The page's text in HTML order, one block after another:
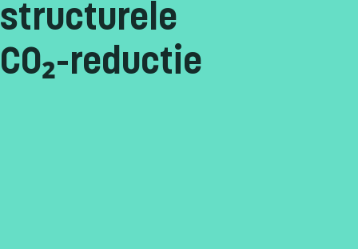
structurele
CO₂-reductie